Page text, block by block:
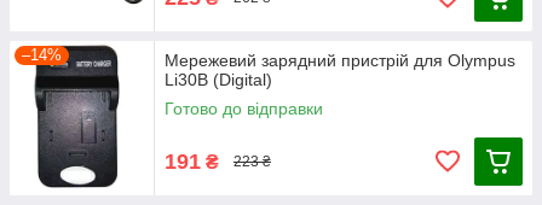
–14%
Мережевий зарядний пристрій для Olympus
Li30B (Digital)
Готово до відправки
191 ₴ 223 ₴